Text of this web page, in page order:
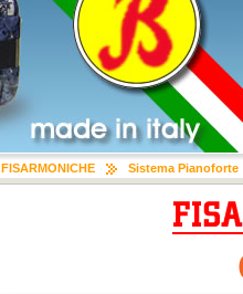
FISARMONICHE Sistema Pianoforte